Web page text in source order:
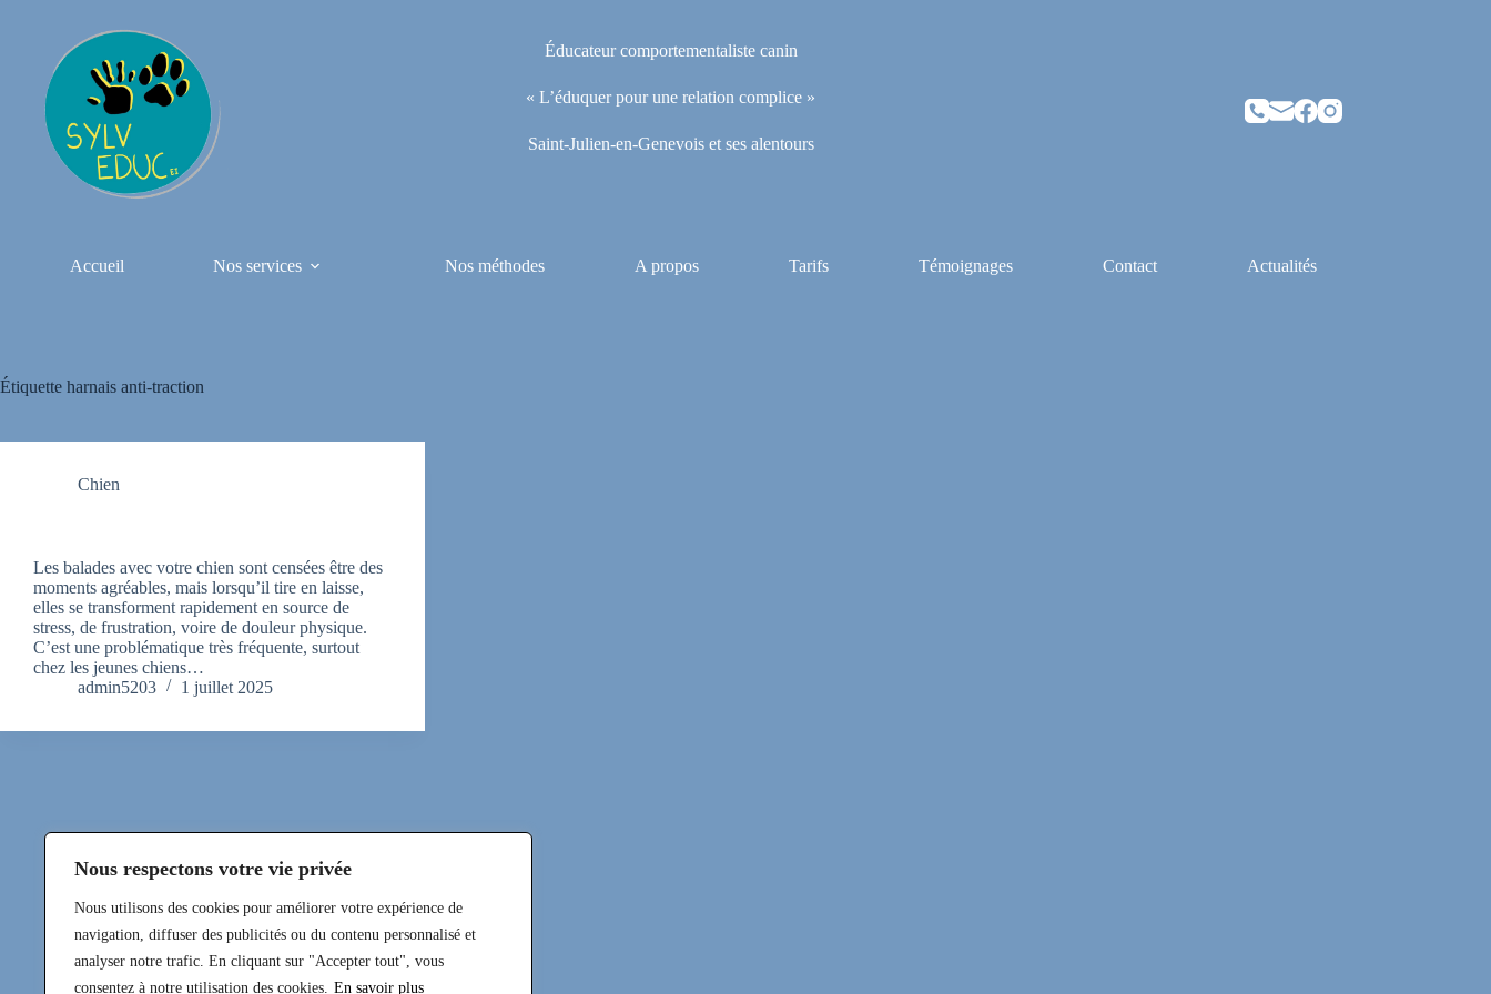
Nous respectons votre vie privée
Nous utilisons des cookies pour améliorer votre expérience de
navigation, diffuser des publicités ou du contenu personnalisé et
analyser notre trafic. En cliquant sur "Accepter tout", vous
consentez à notre utilisation des cookies. En savoir plus
Éducateur comportementaliste canin
« L’éduquer pour une relation complice »
Saint-Julien-en-Genevois et ses alentours
Accueil Nos services Nos méthodes A propos Tarifs Témoignages Contact Actualités
Étiquette harnais anti-traction
Chien
Les balades avec votre chien sont censées être des
moments agréables, mais lorsqu’il tire en laisse,
elles se transforment rapidement en source de
stress, de frustration, voire de douleur physique.
C’est une problématique très fréquente, surtout
chez les jeunes chiens…
admin5203
1 juillet 2025